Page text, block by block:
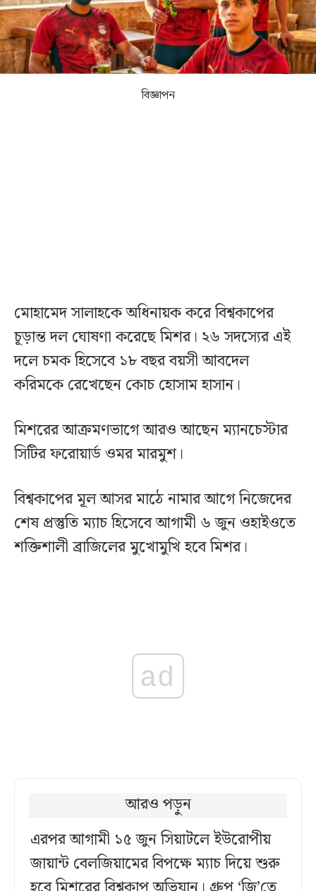
বিজ্ঞাপন
মোহামেদ সালাহকে অধিনায়ক করে বিশ্বকাপের
চূড়ান্ত দল ঘোষণা করেছে মিশর। ২৬ সদস্যের এই
দলে চমক হিসেবে ১৮ বছর বয়সী আবদেল
করিমকে রেখেছেন কোচ হোসাম হাসান।
মিশরের আক্রমণভাগে আরও আছেন ম্যানচেস্টার
সিটির ফরোয়ার্ড ওমর মারমুশ।
বিশ্বকাপের মূল আসর মাঠে নামার আগে নিজেদের
শেষ প্রস্তুতি ম্যাচ হিসেবে আগামী ৬ জুন ওহাইওতে
শক্তিশালী ব্রাজিলের মুখোমুখি হবে মিশর।
ad
আরও পড়ুন
এরপর আগামী ১৫ জুন সিয়াটলে ইউরোপীয়
জায়ান্ট বেলজিয়ামের বিপক্ষে ম্যাচ দিয়ে শুরু